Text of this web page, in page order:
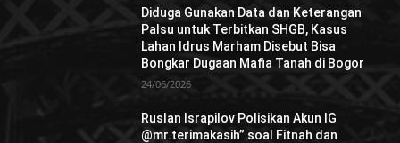
Diduga Gunakan Data dan Keterangan
Palsu untuk Terbitkan SHGB, Kasus
Lahan Idrus Marham Disebut Bisa
Bongkar Dugaan Mafia Tanah di Bogor
24/06/2026
Ruslan Israpilov Polisikan Akun IG
@mr.terimakasih” soal Fitnah dan